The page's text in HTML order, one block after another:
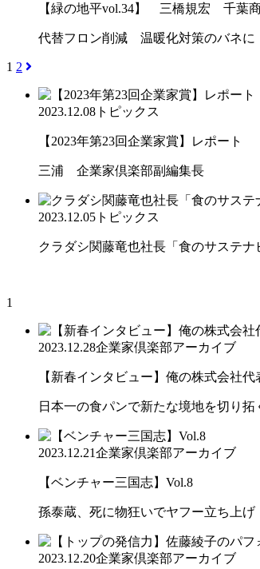
【緑の地平vol.34】 三橋規宏 千葉
代替フロン削減 温暖化対策のバネに
1 2
2023.12.08 トピックス
【2023年第23回企業家賞】レポート
三浦 企業家倶楽部副編集長
2023.12.05 トピックス
クラダシ関藤竜也社長「食のサステ
1
2023.12.28企業家倶楽部アーカイブ
【新春インタビュー】俺の株式会
日本一の食パンで新たな境地を切り拓
2023.12.21企業家倶楽部アーカイブ
【ベンチャー三国志】Vol.8
孫泰蔵、死に物狂いでヤフー立ち上げ
2023.12.20企業家倶楽部アーカイブ